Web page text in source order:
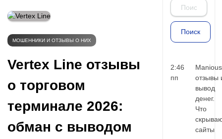
МОШЕННИКИ И ОТЗЫВЫ О НИХ
Vertex Line отзывы
о торговом
терминале 2026:
обман с выводом
2:46
пп
Manious
отзывы
вывод
денег.
Что
сайты